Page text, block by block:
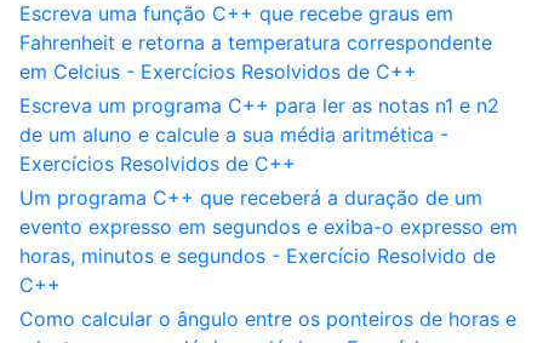
Escreva uma função C++ que recebe graus em
Fahrenheit e retorna a temperatura correspondente
em Celcius - Exercícios Resolvidos de C++
Escreva um programa C++ para ler as notas n1 e n2
de um aluno e calcule a sua média aritmética -
Exercícios Resolvidos de C++
Um programa C++ que receberá a duração de um
evento expresso em segundos e exiba-o expresso em
horas, minutos e segundos - Exercício Resolvido de
C++
Como calcular o ângulo entre os ponteiros de horas e